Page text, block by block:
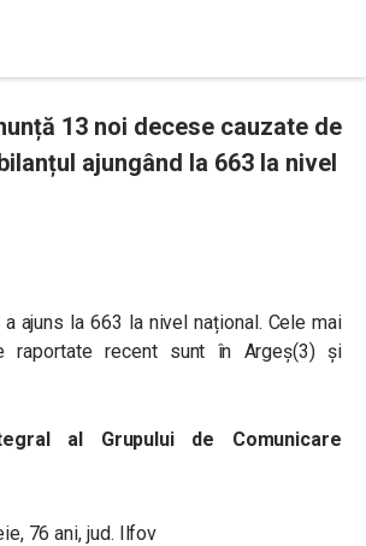
13 noi decese cauzate de
ajungând la 663 la nivel
ajuns la 663 la nivel național. Cele mai
raportate recent sunt în Argeș(3) și
al Grupului de Comunicare
76 ani, jud. Ilfov